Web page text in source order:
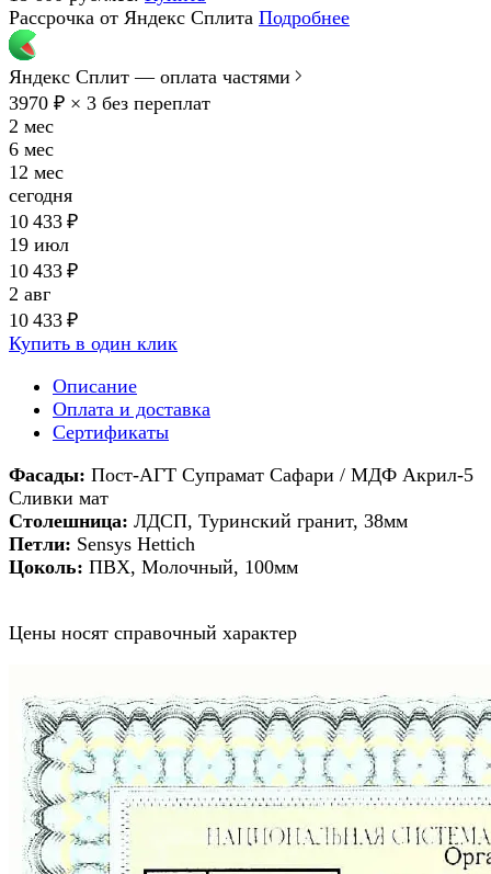
Рассрочка от Яндекс Сплита Подробнее
Яндекс Сплит — оплата частями
3970 ₽ × 3 без переплат
2 мес
6 мес
12 мес
сегодня
10 433 ₽
19 июл
10 433 ₽
2 авг
10 433 ₽
Купить в один клик
Описание
Оплата и доставка
Сертификаты
Фасады: Пост-АГТ Супрамат Сафари / МДФ Акрил-5
Сливки мат
Столешница: ЛДСП, Туринский гранит, 38мм
Петли: Sensys Hettich
Цоколь: ПВХ, Молочный, 100мм
Цены носят справочный характер